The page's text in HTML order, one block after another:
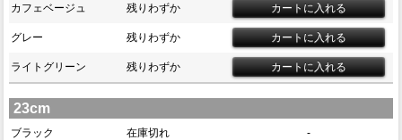
カフェベージュ 残りわずか
グレー 残りわずか
ライトグリーン 残りわずか
23cm
ブラック 在庫切れ -